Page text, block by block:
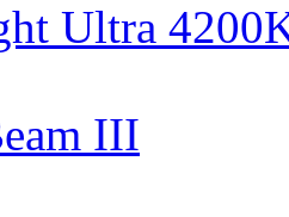
Ultra
III